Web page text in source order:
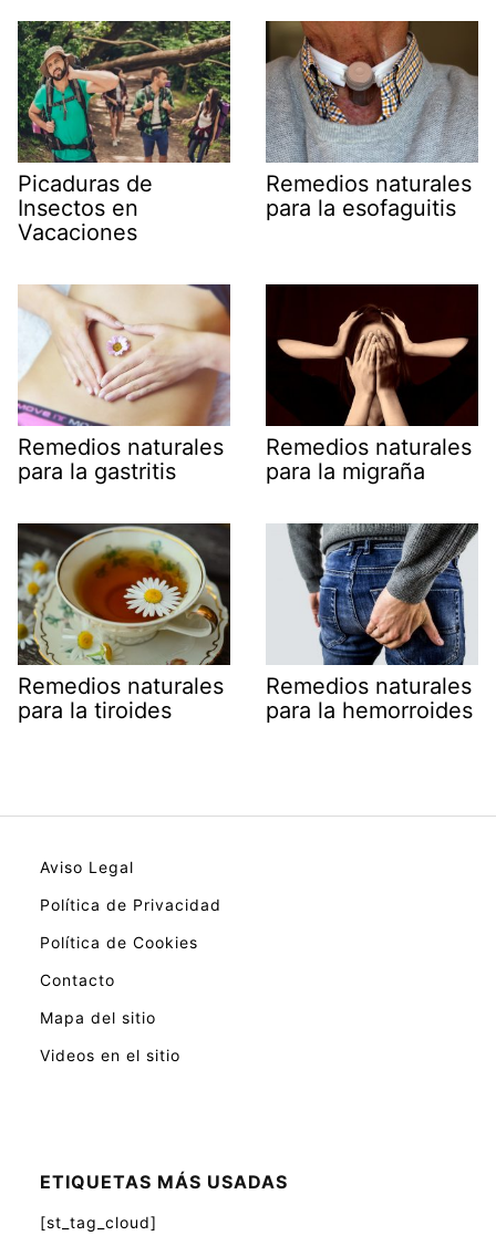
Picaduras de
Insectos en
Vacaciones
Remedios naturales
para la esofaguitis
Remedios naturales
para la gastritis
Remedios naturales
para la migraña
Remedios naturales
para la tiroides
Remedios naturales
para la hemorroides
Aviso Legal
Política de Privacidad
Política de Cookies
Contacto
Mapa del sitio
Videos en el sitio
ETIQUETAS MÁS USADAS
[st_tag_cloud]